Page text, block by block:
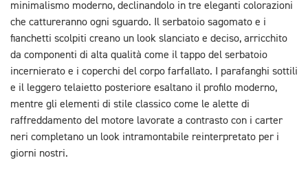
minimalismo moderno, declinandolo in tre eleganti colorazioni
che cattureranno ogni sguardo. Il serbatoio sagomato e i
fianchetti scolpiti creano un look slanciato e deciso, arricchito
da componenti di alta qualità come il tappo del serbatoio
incernierato e i coperchi del corpo farfallato. I parafanghi sottili
e il leggero telaietto posteriore esaltano il profilo moderno,
mentre gli elementi di stile classico come le alette di
raffreddamento del motore lavorate a contrasto con i carter
neri completano un look intramontabile reinterpretato per i
giorni nostri.